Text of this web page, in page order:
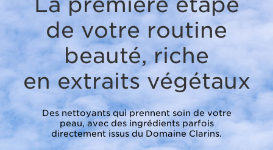
de votre routine
beauté,riche
en extraits végétaux
Des nettoyants qui prennent soin de votre
peau, avec des ingrédients parfois
directement issus du Domaine Clarins.